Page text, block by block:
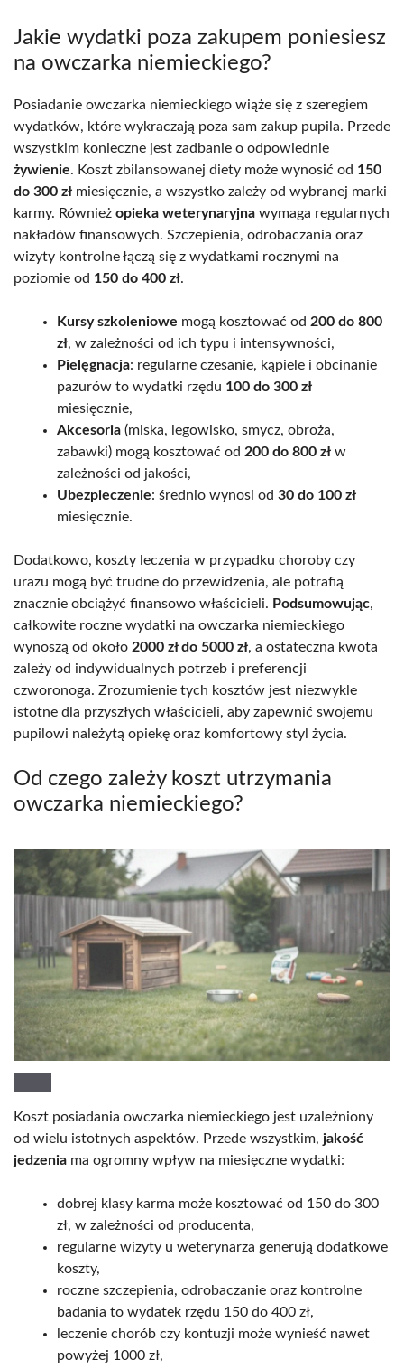
Jakie wydatki poza zakupem poniesiesz
na owczarka niemieckiego?
Posiadanie owczarka niemieckiego wiąże się z szeregiem
wydatków, które wykraczają poza sam zakup pupila. Przede
wszystkim konieczne jest zadbanie o odpowiednie
żywienie. Koszt zbilansowanej diety może wynosić od 150
do 300 zł miesięcznie, a wszystko zależy od wybranej marki
karmy. Również opieka weterynaryjna wymaga regularnych
nakładów finansowych. Szczepienia, odrobaczania oraz
wizyty kontrolne łączą się z wydatkami rocznymi na
poziomie od 150 do 400 zł.
Kursy szkoleniowe mogą kosztować od 200 do 800
zł, w zależności od ich typu i intensywności,
Pielęgnacja: regularne czesanie, kąpiele i obcinanie
pazurów to wydatki rzędu 100 do 300 zł
miesięcznie,
Akcesoria (miska, legowisko, smycz, obroża,
zabawki) mogą kosztować od 200 do 800 zł w
zależności od jakości,
Ubezpieczenie: średnio wynosi od 30 do 100 zł
miesięcznie.
Dodatkowo, koszty leczenia w przypadku choroby czy
urazu mogą być trudne do przewidzenia, ale potrafią
znacznie obciążyć finansowo właścicieli. Podsumowując,
całkowite roczne wydatki na owczarka niemieckiego
wynoszą od około 2000 zł do 5000 zł, a ostateczna kwota
zależy od indywidualnych potrzeb i preferencji
czworonoga. Zrozumienie tych kosztów jest niezwykle
istotne dla przyszłych właścicieli, aby zapewnić swojemu
pupilowi należytą opiekę oraz komfortowy styl życia.
Od czego zależy koszt utrzymania
owczarka niemieckiego?
Koszt posiadania owczarka niemieckiego jest uzależniony
od wielu istotnych aspektów. Przede wszystkim, jakość
jedzenia ma ogromny wpływ na miesięczne wydatki:
dobrej klasy karma może kosztować od 150 do 300
zł, w zależności od producenta,
regularne wizyty u weterynarza generują dodatkowe
koszty,
roczne szczepienia, odrobaczanie oraz kontrolne
badania to wydatek rzędu 150 do 400 zł,
leczenie chorób czy kontuzji może wynieść nawet
powyżej 1000 zł,